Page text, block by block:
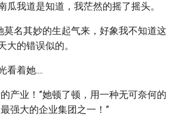
瓜我道是知道，我茫然的摇了摇头。
莫名其妙的生起气来，好象我不知道这
大的错误似的。
看着她....
产业！”她顿了顿，用一种无可奈何的
强大的企业集团之一！”